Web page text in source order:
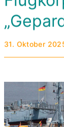
31. Oktober